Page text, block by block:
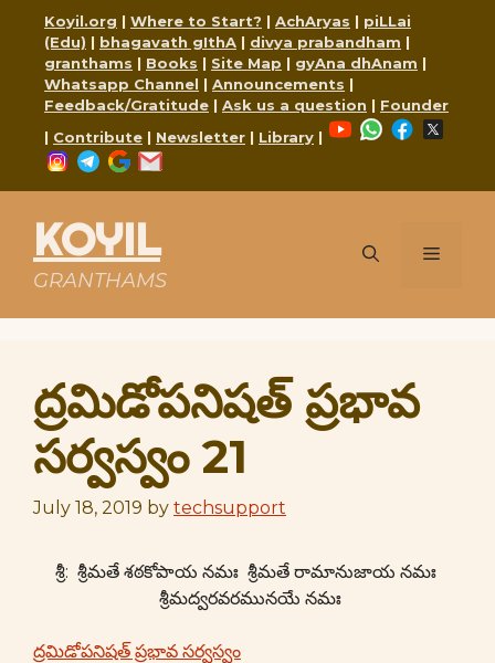
content
Koyil.org | Where to Start? | AchAryas | piLLai
(Edu) | bhagavath gIthA | divya prabandham |
granthams | Books | Site Map | gyAna dhAnam |
Whatsapp Channel | Announcements |
Feedback/Gratitude | Ask us a question | Founder
| Contribute | Newsletter | Library |
YouTubeWhatsApp
Facebook
Instagram
Telegram
Google
KOYIL
GRANTHAMS
Menu
ద్రమిడోపనిషత్ ప్రభావ
సర్వస్వం 21
July 18, 2019 by techsupport
శ్రీ: శ్రీమతే శఠకోపాయ నమః శ్రీమతే రామానుజాయ నమః
శ్రీమద్వరవరమునయే నమః
ద్రమిడోపనిషత్ ప్రభావ సర్వస్వం